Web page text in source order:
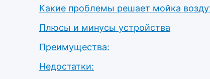
Какие проблемы решает мойка
Плюсы и минусы устройства
Преимущества:
Недостатки: